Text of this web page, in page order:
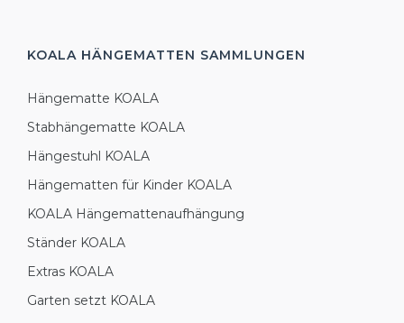
KOALA HÄNGEMATTEN SAMMLUNGEN
Hängematte KOALA
Stabhängematte KOALA
Hängestuhl KOALA
Hängematten für Kinder KOALA
KOALA Hängemattenaufhängung
Ständer KOALA
Extras KOALA
Garten setzt KOALA